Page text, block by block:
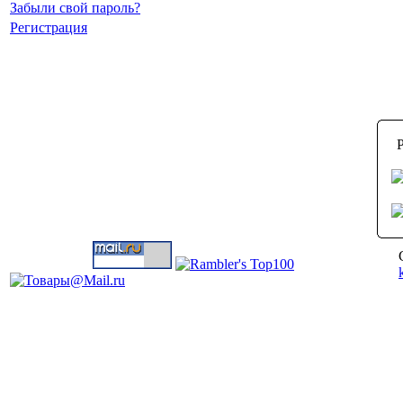
Забыли свой пароль?
Регистрация